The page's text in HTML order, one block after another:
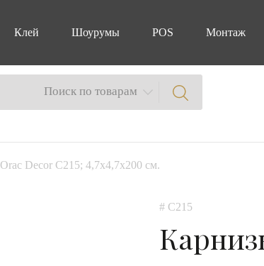
Клей Шоурумы POS Монтаж
Поиск по товарам
Orac Decor C215; 4,7х4,7х200 см.
# C215